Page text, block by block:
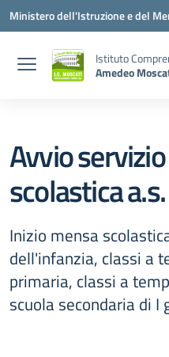
Vai ai contenuti
Vai al menu di navigazione
Vai al footer
Ministero dell'Istruzione e del
Istituto
Amedeo
Avvio
scolastica
Inizio mensa
dell'infanzia, classi a
primaria, classi a
scuola secondaria di I